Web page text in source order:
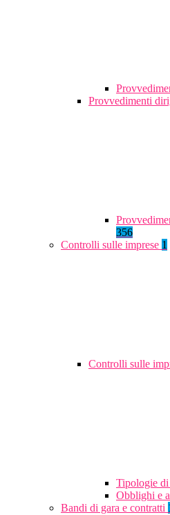
Provvedimenti
356
Controlli sulle imprese 1
Controlli sulle
Tipologie
Obblighi e
Bandi di gara e contratti